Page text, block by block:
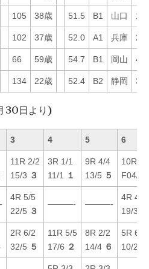
105 38歳 51.5 B1 山口 10
102 37歳 52.0 A1 兵庫 26
66 59歳 54.7 B1 岡山 41
134 22歳 52.4 B2 静岡 36
30日より)
3 4 5 6
11R 2/2
15/3 ３
3R 1/1
11/1
１
9R 4/4
13/5 ５
10R 2/
F04/2
4R 5/5
22/5 ３
———- ———-
4R 4/4
19/3
2R 6/2
32/5 ５
11R 5/5
17/6 ２
8R 2/2
14/4 ６
5R 6/6
10/2